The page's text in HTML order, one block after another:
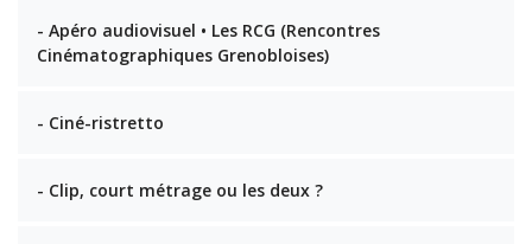
- Apéro audiovisuel • Les RCG (Rencontres
Cinématographiques Grenobloises)
- Ciné-ristretto
- Clip, court métrage ou les deux ?